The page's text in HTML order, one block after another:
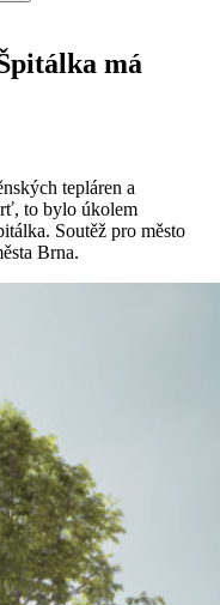
má
tepláren a
to bylo úkolem
Soutěž pro město
Brna.